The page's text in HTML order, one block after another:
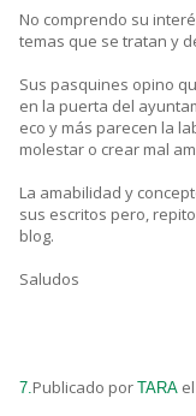
No comprendo su
temas que se tratan y
Sus pasquines opino
en la puerta del
eco y más parecen la
molestar o crear mal
La amabilidad y
sus escritos pero,
blog.
Saludos
7.Publicado por TARA